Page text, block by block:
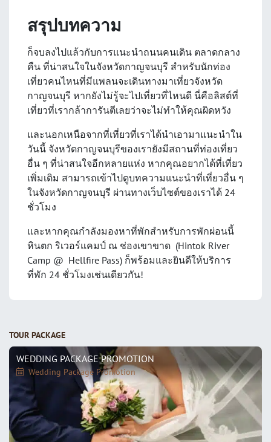
สรุปบทความ
ก็จบลงไปแล้วกับการแนะนำถนนคนเดิน ตลาดกลาง
คืน ที่น่าสนใจในจังหวัดกาญจนบุรี สำหรับนักท่อง
เที่ยวคนไหนที่มีแพลนจะเดินทางมาเที่ยวจังหวัด
กาญจนบุรี หากยังไม่รู้จะไปเที่ยวที่ไหนดี นี่คือลิสต์ที่
เที่ยวที่เรากล้าการันตีเลยว่าจะไม่ทำให้คุณผิดหวัง
และนอกเหนือจากที่เที่ยวที่เราได้นำเอามาแนะนำใน
วันนี้ จังหวัดกาญจนบุรีของเรายังมีสถานที่ท่องเที่ยว
อื่น ๆ ที่น่าสนใจอีกหลายแห่ง หากคุณอยากได้ที่เที่ยว
เพิ่มเติม สามารถเข้าไปดูบทความแนะนำที่เที่ยวอื่น ๆ
ในจังหวัดกาญจนบุรี ผ่านทางเว็บไซต์ของเราได้ 24
ชั่วโมง
และหากคุณกำลังมองหาที่พักสำหรับการพักผ่อนนี้
หินตก ริเวอร์แคมป์ ณ ช่องเขาขาด (Hintok River
Camp @ Hellfire Pass) ก็พร้อมและยินดีให้บริการ
ที่พัก 24 ชั่วโมงเช่นเดียวกัน!
TOUR PACKAGE
WEDDING PACKAGE PROMOTION
Wedding Package Promotion